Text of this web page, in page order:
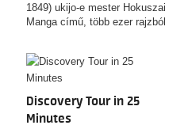
1849) ukijo-e mester Hokuszai
Manga című, több ezer rajzból
rajzgyűjteményéhez. A tárlat
nem azt kívánja igazolni, hogy
Hokuszai a mai értelemben vett
manga „feltalálója” lett volna,
hanem azt vizsgálja, miként
alakult és változott a „manga”
Discovery Tour in 25
Minutes